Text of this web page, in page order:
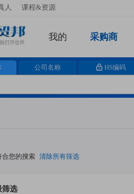
人 课程&资源
我的 采购商
公司名称 HS编码
合您的搜索 清除所有筛选
筛选